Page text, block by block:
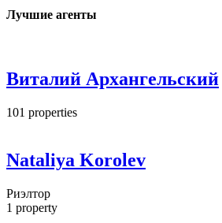
Лучшие агенты
Виталий Архангельский
101 properties
Nataliya Korolev
Риэлтор
1 property